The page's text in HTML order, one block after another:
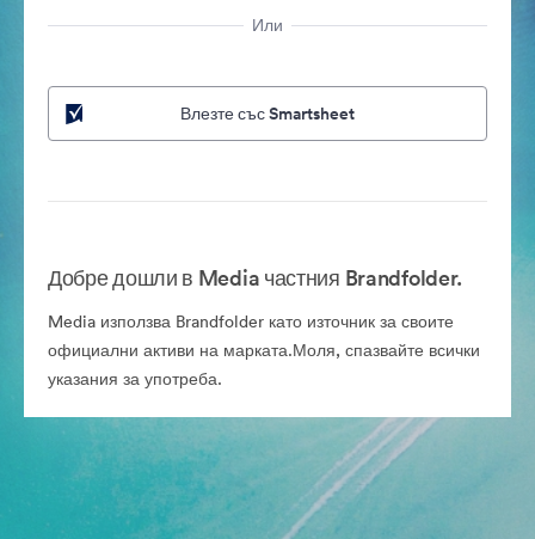
Или
Влезте със Smartsheet
Добре дошли в Media частния Brandfolder.
Media използва Brandfolder като източник за своите
официални активи на марката.Моля, спазвайте всички
указания за употреба.